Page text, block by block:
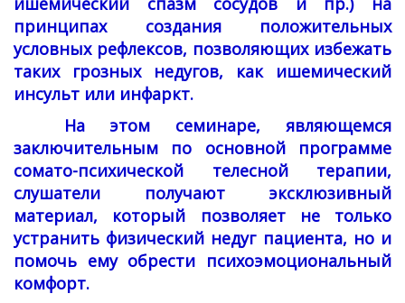
принципах создания положительных
условных рефлексов, позволяющих избежать
таких грозных недугов, как ишемический
инсульт или инфаркт.
На этом семинаре, являющемся
заключительным по основной программе
сомато-психической телесной терапии,
слушатели получают эксклюзивный
материал, который позволяет не только
устранить физический недуг пациента, но и
помочь ему обрести психоэмоциональный
комфорт.